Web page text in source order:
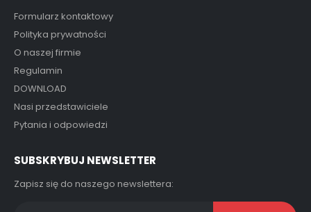
Formularz kontaktowy
Polityka prywatności
O naszej firmie
Regulamin
DOWNLOAD
Nasi przedstawiciele
Pytania i odpowiedzi
SUBSKRYBUJ NEWSLETTER
Zapisz się do naszego newslettera: